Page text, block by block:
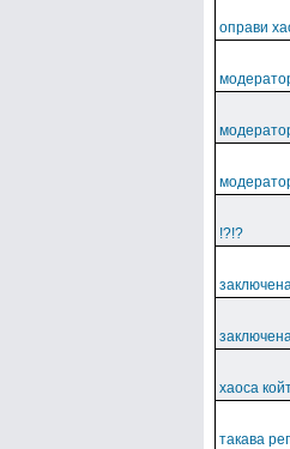
оправи
!?!?
хаоса
такава